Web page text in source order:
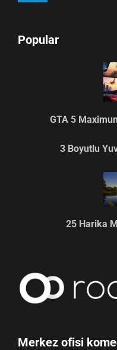
Popular
GTA 5
3 Boyutlu
25 Harika
Merkez ofisi